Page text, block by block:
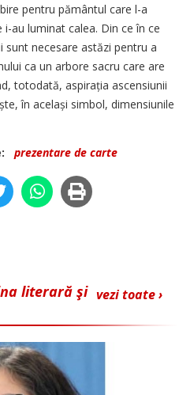
pentru pământul care l-a
au luminat calea. Din ce în ce
necesare astăzi pentru a
ca un arbore sacru care are
totodată, aspirația ascensiunii
în același simbol, dimensiunile
prezentare de carte
vezi toate ›
literară şi